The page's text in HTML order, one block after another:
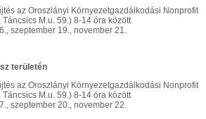
az Oroszlányi Környezetgazdálkodási Nonprofit
M.u. 59.) 8-14 óra között
szeptember 19., november 21.
területén
az Oroszlányi Környezetgazdálkodási Nonprofit
M.u. 59.) 8-14 óra között
szeptember 20., november 22.